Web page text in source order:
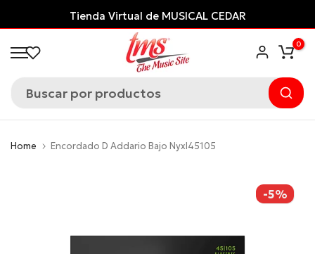
al
contenido
Tienda Virtual de MUSICAL CEDAR
0
Home Encordado D Addario Bajo Nyxl45105
-5%